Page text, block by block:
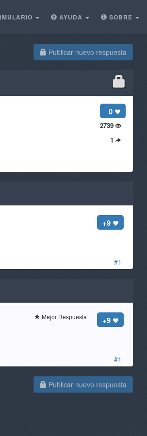
AYUDA SOBRE
Publicar nuevo respuesta
0
2739
1
#1
+9
#1
+9
Mejor Respuesta
Publicar nuevo respuesta